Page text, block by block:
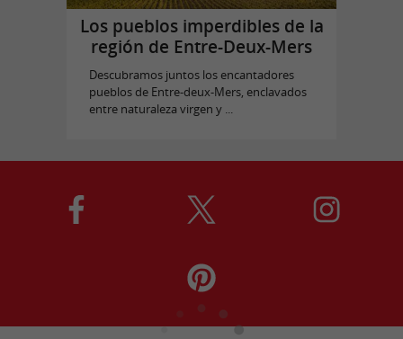
Los pueblos imperdibles de la
región de Entre-Deux-Mers
Descubramos juntos los encantadores
pueblos de Entre-deux-Mers, enclavados
entre naturaleza virgen y ...